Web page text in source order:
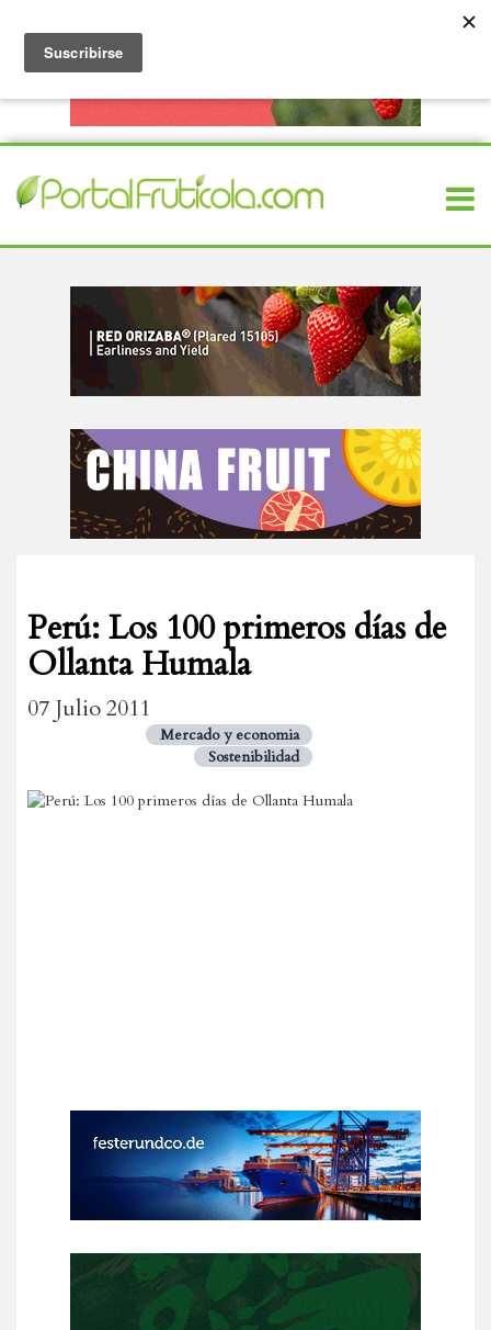
Perú: Los 100 primeros días de
Ollanta Humala
07 Julio 2011
Mercado y economia
Sostenibilidad